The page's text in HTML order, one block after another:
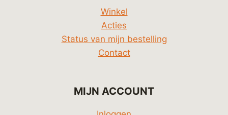
Winkel
Acties
Status van mijn bestelling
Contact
MIJN ACCOUNT